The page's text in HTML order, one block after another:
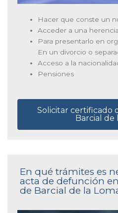
Hacer que conste un
Acceder a una herencia
Para presentarlo en
En un divorcio o
Acceso a la
Pensiones
Solicitar certificado
Barcial de
En qué trámites es
acta de defunción
de Barcial de la